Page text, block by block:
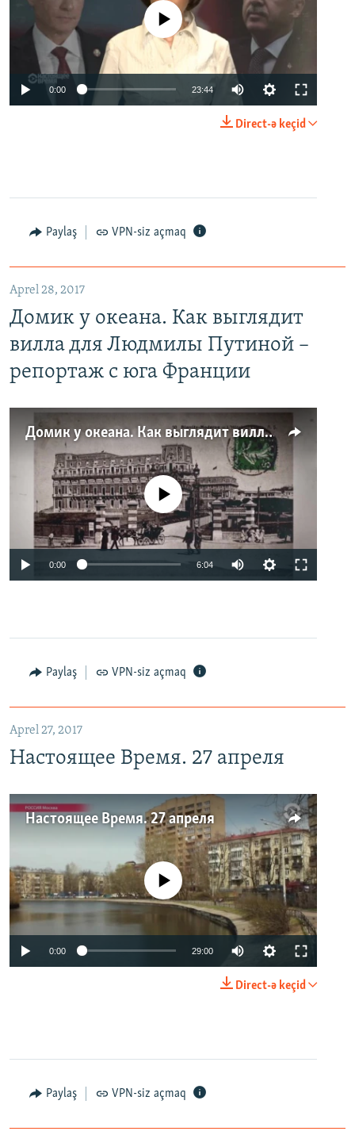
No media source currently available
0:00 23:44
Direct-ə keçid
Paylaş VPN-siz açmaq
Aprel 28, 2017
Домик у океана. Как выглядит
вилла для Людмилы Путиной –
репортаж с юга Франции
Домик у океана. Как выглядит вилла для Людмилы Путиной – репортаж с юга Франции
No media source currently available
0:00 6:04
Paylaş VPN-siz açmaq
Aprel 27, 2017
Настоящее Время. 27 апреля
Настоящее Время. 27 апреля
No media source currently available
0:00 29:00
Direct-ə keçid
Paylaş VPN-siz açmaq